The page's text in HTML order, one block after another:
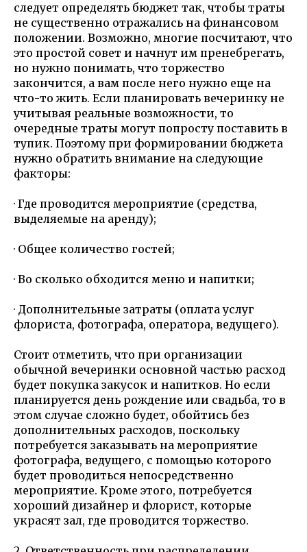
следует определять бюджет так, чтобы траты
не существенно отражались на финансовом
положении. Возможно, многие посчитают, что
это простой совет и начнут им пренебрегать,
но нужно понимать, что торжество
закончится, а вам после него нужно еще на
что-то жить. Если планировать вечеринку не
учитывая реальные возможности, то
очередные траты могут попросту поставить в
тупик. Поэтому при формировании бюджета
нужно обратить внимание на следующие
факторы:
· Где проводится мероприятие (средства,
выделяемые на аренду);
· Общее количество гостей;
· Во сколько обходится меню и напитки;
· Дополнительные затраты (оплата услуг
флориста, фотографа, оператора, ведущего).
Стоит отметить, что при организации
обычной вечеринки основной частью расход
будет покупка закусок и напитков. Но если
планируется день рождение или свадьба, то в
этом случае сложно будет, обойтись без
дополнительных расходов, поскольку
потребуется заказывать на мероприятие
фотографа, ведущего, с помощью которого
будет проводиться непосредственно
мероприятие. Кроме этого, потребуется
хороший дизайнер и флорист, которые
украсят зал, где проводится торжество.